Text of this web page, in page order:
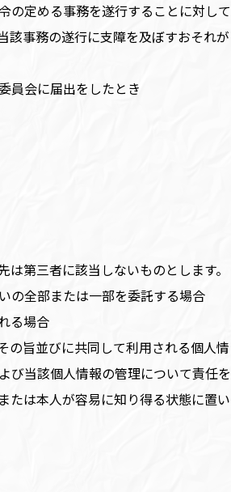
の定める事務を遂行することに対して
該事務の遂行に支障を及ぼすおそれが
員会に届出をしたとき
第三者に該当しないものとします。
の全部または一部を委託する場合
る場合
の旨並びに共同して利用される個人情
び当該個人情報の管理について責任を
たは本人が容易に知り得る状態に置い